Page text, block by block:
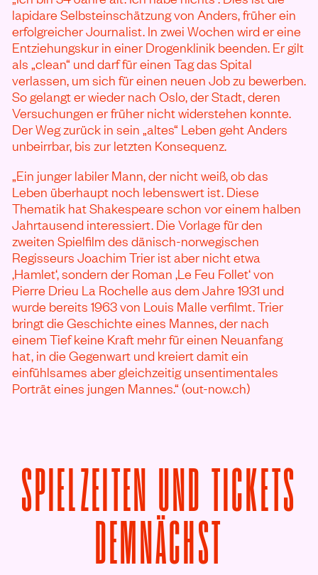
lapidare Selbsteinschätzung von Anders, früher ein
erfolgreicher Journalist. In zwei Wochen wird er eine
Entziehungskur in einer Drogenklinik beenden. Er gilt
als „clean“ und darf für einen Tag das Spital
verlassen, um sich für einen neuen Job zu bewerben.
So gelangt er wieder nach Oslo, der Stadt, deren
Versuchungen er früher nicht widerstehen konnte.
Der Weg zurück in sein „altes“ Leben geht Anders
unbeirrbar, bis zur letzten Konsequenz.
„Ein junger labiler Mann, der nicht weiß, ob das
Leben überhaupt noch lebenswert ist. Diese
Thematik hat Shakespeare schon vor einem halben
Jahrtausend interessiert. Die Vorlage für den
zweiten Spielfilm des dänisch-norwegischen
Regisseurs Joachim Trier ist aber nicht etwa
‚Hamlet‘, sondern der Roman ‚Le Feu Follet‘ von
Pierre Drieu La Rochelle aus dem Jahre 1931 und
wurde bereits 1963 von Louis Malle verfilmt. Trier
bringt die Geschichte eines Mannes, der nach
einem Tief keine Kraft mehr für einen Neuanfang
hat, in die Gegenwart und kreiert damit ein
einfühlsames aber gleichzeitig unsentimentales
Porträt eines jungen Mannes.“ (out-now.ch)
SPIELZEITEN UND TICKETS
DEMNÄCHST